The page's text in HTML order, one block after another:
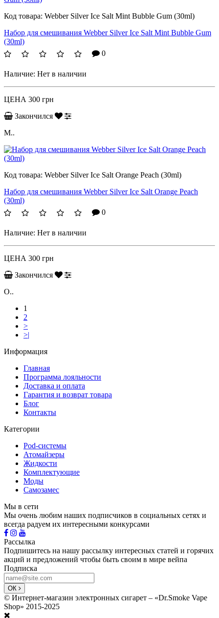
Код товара: Webber Silver Ice Salt Mint Bubble Gum (30ml)
Набор для смешивания Webber Silver Ice Salt Mint Bubble Gum
(30ml)
0
Наличие: Нет в наличии
ЦЕНА 300 грн
Закончился
M..
Код товара: Webber Silver Ice Salt Orange Peach (30ml)
Набор для смешивания Webber Silver Ice Salt Orange Peach
(30ml)
0
Наличие: Нет в наличии
ЦЕНА 300 грн
Закончился
O..
1
2
>
>|
Информация
Главная
Программа лояльности
Доставка и оплата
Гарантия и возврат товара
Блог
Контакты
Категории
Pod-системы
Атомайзеры
Жидкости
Комплектующие
Моды
Самозамес
Мы в сети
Мы очень любим наших подписчиков в социальных сетях и
всегда радуем их интересными конкурсами
Рассылка
Подпишитесь на нашу рассылку интересных статей и горячих
акций и предложений чтобы быть своим в мире вейпа
Подписка
ОК
© Интернет-магазин электронных сигарет – «Dr.Smoke Vape
Shop» 2015-2025